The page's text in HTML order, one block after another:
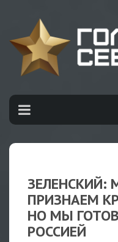
ЗЕЛЕНСКИЙ:
ПРИЗНАЕМ
НО МЫ
РОССИЕЙ